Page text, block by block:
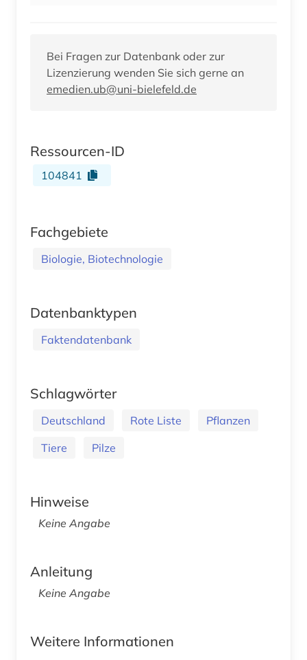
Bei Fragen zur Datenbank oder zur
Lizenzierung wenden Sie sich gerne an
emedien.ub@uni-bielefeld.de
Ressourcen-ID
104841
Fachgebiete
Biologie, Biotechnologie
Datenbanktypen
Faktendatenbank
Schlagwörter
Deutschland Rote Liste
Pflanzen
Tiere
Pilze
Hinweise
Keine Angabe
Anleitung
Keine Angabe
Weitere Informationen